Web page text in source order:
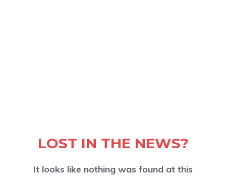
LOST IN THE NEWS?
It looks like nothing was found at this